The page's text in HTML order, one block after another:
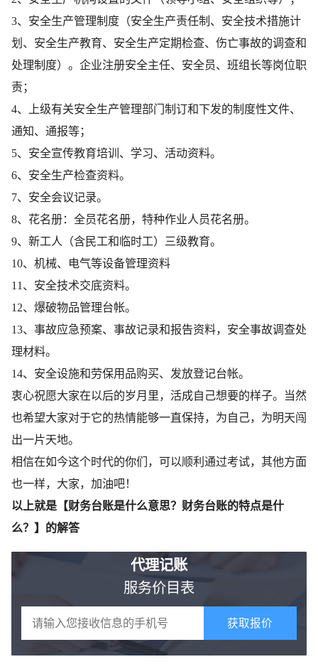
3、安全生产管理制度（安全生产责任制、安全技术措施计
划、安全生产教育、安全生产定期检查、伤亡事故的调查和
处理制度）。企业注册安全主任、安全员、班组长等岗位职
责；
4、上级有关安全生产管理部门制订和下发的制度性文件、
通知、通报等；
5、安全宣传教育培训、学习、活动资料。
6、安全生产检查资料。
7、安全会议记录。
8、花名册：全员花名册，特种作业人员花名册。
9、新工人（含民工和临时工）三级教育。
10、机械、电气等设备管理资料
11、安全技术交底资料。
12、爆破物品管理台帐。
13、事故应急预案、事故记录和报告资料，安全事故调查处
理材料。
14、安全设施和劳保用品购买、发放登记台帐。
衷心祝愿大家在以后的岁月里，活成自己想要的样子。当然
也希望大家对于它的热情能够一直保持，为自己，为明天闯
出一片天地。
相信在如今这个时代的你们，可以顺利通过考试，其他方面
也一样，大家，加油吧！
以上就是【财务台账是什么意思？财务台账的特点是什
么？】的解答
代理记账
服务价目表
获取报价